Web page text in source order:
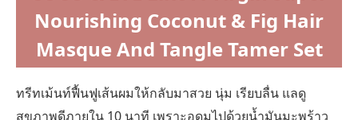
Nourishing Coconut & Fig Hair
Masque And Tangle Tamer Set
ทรีทเม้นท์ฟื้นฟูเส้นผมให้กลับมาสวย นุ่ม เรียบลื่น แลดู
สุขภาพดีภายใน 10 นาที เพราะอุดมไปด้วยน้ำมันมะพร้าว